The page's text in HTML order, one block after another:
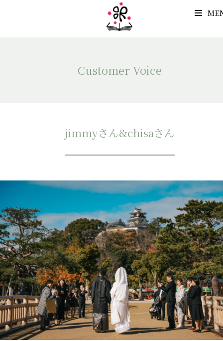
Customer Voice
jimmyさん&chisaさん